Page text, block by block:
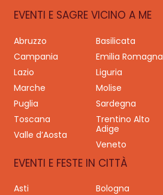
EVENTI E SAGRE VICINO A ME
Abruzzo Basilicata
Campania
Emilia Romagna
Lazio
Liguria
Marche
Molise
Puglia
Sardegna
Toscana
Trentino Alto
Adige
Valle d’Aosta
Veneto
EVENTI E FESTE IN CITTÀ
Asti Bologna